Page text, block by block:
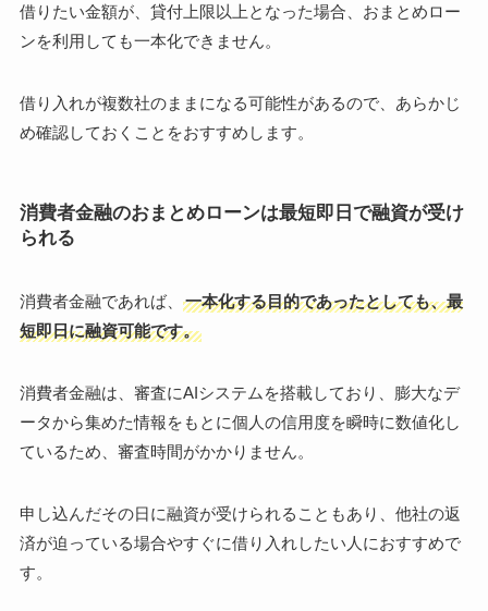
借りたい金額が、貸付上限以上となった場合、おまとめロー
ンを利用しても一本化できません。
借り入れが複数社のままになる可能性があるので、あらかじ
め確認しておくことをおすすめします。
消費者金融のおまとめローンは最短即日で融資が受け
られる
消費者金融であれば、
一本化する目的であったとしても、最
短即日に融資可能です。
消費者金融は、審査にAIシステムを搭載しており、膨大なデ
ータから集めた情報をもとに個人の信用度を瞬時に数値化し
ているため、審査時間がかかりません。
申し込んだその日に融資が受けられることもあり、他社の返
済が迫っている場合やすぐに借り入れしたい人におすすめで
す。